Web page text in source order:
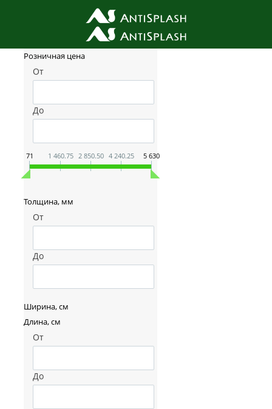
Фильтр товаров
Розничная цена
От
До
71 1 460.75 2 850.50 4 240.25 5 630
Толщина, мм
От
До
Ширина, см
Длина, см
От
До